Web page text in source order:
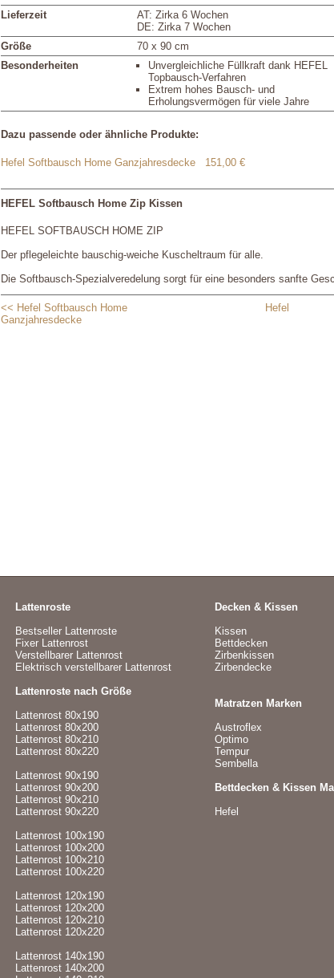
Lieferzeit
AT: Zirka 6 Wochen
DE: Zirka 7 Wochen
Größe
70 x 90 cm
Besonderheiten
Unvergleichliche Füllkraft dank HEFEL
Topbausch-Verfahren
Extrem hohes Bausch- und
Erholungsvermögen für viele Jahre
Dazu passende oder ähnliche Produkte:
Hefel Softbausch Home Ganzjahresdecke 151,00 €
HEFEL Softbausch Home Zip Kissen
HEFEL SOFTBAUSCH HOME ZIP
Der pflegeleichte bauschig-weiche Kuscheltraum für alle.
Die Softbausch-Spezialveredelung sorgt für eine besonders sanfte
<< Hefel Softbausch Home
Ganzjahresdecke
Hefel
Lattenroste
Bestseller Lattenroste
Fixer Lattenrost
Verstellbarer Lattenrost
Elektrisch verstellbarer Lattenrost
Lattenroste nach Größe
Lattenrost 80x190
Lattenrost 80x200
Lattenrost 80x210
Lattenrost 80x220
Lattenrost 90x190
Lattenrost 90x200
Lattenrost 90x210
Lattenrost 90x220
Lattenrost 100x190
Lattenrost 100x200
Lattenrost 100x210
Lattenrost 100x220
Lattenrost 120x190
Lattenrost 120x200
Lattenrost 120x210
Lattenrost 120x220
Lattenrost 140x190
Lattenrost 140x200
Decken & Kissen
Kissen
Bettdecken
Zirbenkissen
Zirbendecke
Matratzen Marken
Austroflex
Optimo
Tempur
Sembella
Bettdecken & Kissen
Hefel